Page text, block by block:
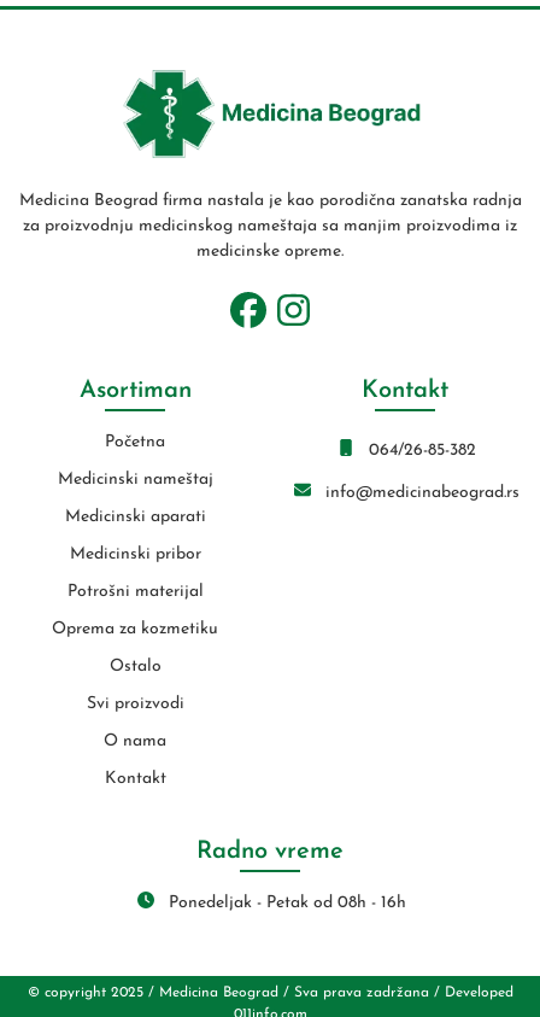
Medicina Beograd firma nastala je kao porodična zanatska radnja
za proizvodnju medicinskog nameštaja sa manjim proizvodima iz
medicinske opreme.
Asortiman
Početna
Medicinski nameštaj
Medicinski aparati
Medicinski pribor
Potrošni materijal
Oprema za kozmetiku
Ostalo
Svi proizvodi
O nama
Kontakt
Kontakt
064/26-85-382
info@medicinabeograd.rs
Radno vreme
Ponedeljak - Petak od 08h - 16h
© copyright 2025 / Medicina Beograd / Sva prava zadržana / Developed